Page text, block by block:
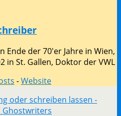
Ende der 70'er Jahre in Wien,
in St. Gallen, Doktor der VWL
-Website
oder schreiben lassen -
Ghostwriters